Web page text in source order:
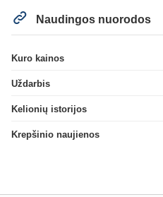
Naudingos nuorodos
Kuro kainos
Uždarbis
Kelionių istorijos
Krepšinio naujienos